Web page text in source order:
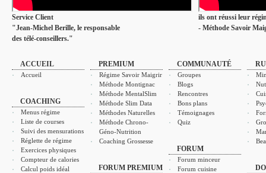
Service Client
"Jean-Michel Berille, le responsable
des télé-conseillers."
ils ont réussi leur
- Méthode Savoir
ACCUEIL
Accueil
COACHING
Menus régime
Liste de courses
Suivi des mensurations
Réglette de régime
Exercices physiques
Compteur de calories
Calcul poids idéal
PREMIUM
Régime Savoir Maigrir
Méthode Montignac
Méthode MentalSlim
Méthode Slim Data
Méthodes Naturelles
Méthode Chrono-
Géno-Nutrition
Coaching Grossesse
FORUM PREMIUM
COMMUNAUTÉ
Groupes
Blogs
Rencontres
Bons plans
Témoignages
Quiz
FORUM
Forum minceur
Forum cuisine